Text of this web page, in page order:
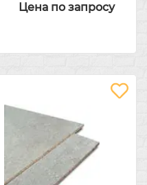
Цена по запросу